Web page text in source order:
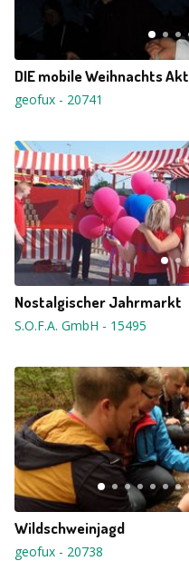
DIE mobile Weihnachts
geofux - 20741
Nostalgischer Jahrmarkt
S.O.F.A. GmbH - 15495
Wildschweinjagd
geofux - 20738